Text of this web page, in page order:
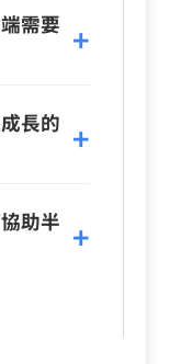
需要
長的
助半